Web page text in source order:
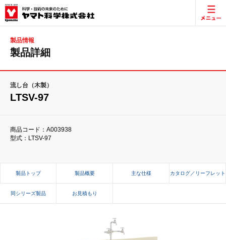
製品情報
製品詳細
流し台（木製）
LTSV-97
商品コード：A003938
型式：LTSV-97
製品トップ 製品概要 主な仕様 カタログ／リーフレット
同シリーズ製品 お見積もり